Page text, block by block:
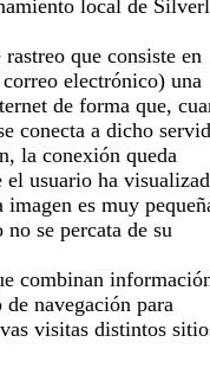
local de
que consiste en
electrónico) una
de forma que,
conecta a dicho
la conexión queda
usuario ha
es muy
se percata de su
combinan
navegación para
visitas distintos